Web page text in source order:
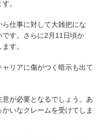
。
仕事に対して大雑把にな
です。さらに2月11日頃か
す。
リアに傷がつく暗示も出て
が必要となるでしょう。あ
いなクレームを受けてしま